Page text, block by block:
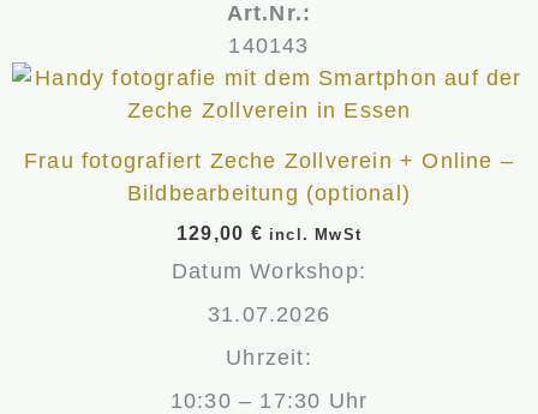
Art.Nr.:
140143
Frau fotografiert Zeche Zollverein + Online –
Bildbearbeitung (optional)
129,00 € incl. MwSt
Datum Workshop:
31.07.2026
Uhrzeit:
10:30 – 17:30 Uhr